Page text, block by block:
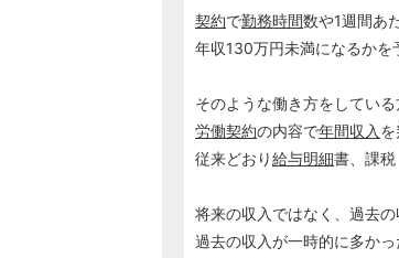
契約で勤務時間数や1週間あ
年収130万円未満になるかを
そのような働き方をしている
労働契約の内容で年間収入 を
従来どおり給与明細書、課税
将来の収入ではなく、過去の
過去の収入が一時的に多かっ